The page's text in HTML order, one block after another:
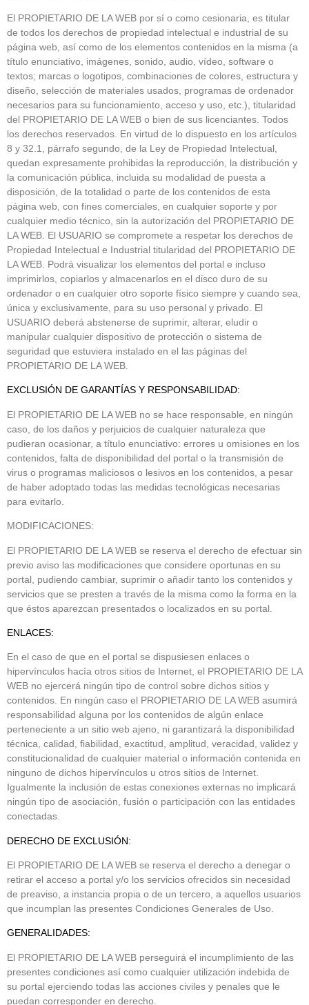
El PROPIETARIO DE LA WEB por sí o como cesionaria, es titular
de todos los derechos de propiedad intelectual e industrial de su
página web, así como de los elementos contenidos en la misma (a
título enunciativo, imágenes, sonido, audio, vídeo, software o
textos; marcas o logotipos, combinaciones de colores, estructura y
diseño, selección de materiales usados, programas de ordenador
necesarios para su funcionamiento, acceso y uso, etc.), titularidad
del PROPIETARIO DE LA WEB o bien de sus licenciantes. Todos
los derechos reservados. En virtud de lo dispuesto en los artículos
8 y 32.1, párrafo segundo, de la Ley de Propiedad Intelectual,
quedan expresamente prohibidas la reproducción, la distribución y
la comunicación pública, incluida su modalidad de puesta a
disposición, de la totalidad o parte de los contenidos de esta
página web, con fines comerciales, en cualquier soporte y por
cualquier medio técnico, sin la autorización del PROPIETARIO DE
LA WEB. El USUARIO se compromete a respetar los derechos de
Propiedad Intelectual e Industrial titularidad del PROPIETARIO DE
LA WEB. Podrá visualizar los elementos del portal e incluso
imprimirlos, copiarlos y almacenarlos en el disco duro de su
ordenador o en cualquier otro soporte físico siempre y cuando sea,
única y exclusivamente, para su uso personal y privado. El
USUARIO deberá abstenerse de suprimir, alterar, eludir o
manipular cualquier dispositivo de protección o sistema de
seguridad que estuviera instalado en el las páginas del
PROPIETARIO DE LA WEB.
EXCLUSIÓN DE GARANTÍAS Y RESPONSABILIDAD:
El PROPIETARIO DE LA WEB no se hace responsable, en ningún
caso, de los daños y perjuicios de cualquier naturaleza que
pudieran ocasionar, a título enunciativo: errores u omisiones en los
contenidos, falta de disponibilidad del portal o la transmisión de
virus o programas maliciosos o lesivos en los contenidos, a pesar
de haber adoptado todas las medidas tecnológicas necesarias
para evitarlo.
MODIFICACIONES:
El PROPIETARIO DE LA WEB se reserva el derecho de efectuar sin
previo aviso las modificaciones que considere oportunas en su
portal, pudiendo cambiar, suprimir o añadir tanto los contenidos y
servicios que se presten a través de la misma como la forma en la
que éstos aparezcan presentados o localizados en su portal.
ENLACES:
En el caso de que en el portal se dispusiesen enlaces o
hipervínculos hacía otros sitios de Internet, el PROPIETARIO DE LA
WEB no ejercerá ningún tipo de control sobre dichos sitios y
contenidos. En ningún caso el PROPIETARIO DE LA WEB asumirá
responsabilidad alguna por los contenidos de algún enlace
perteneciente a un sitio web ajeno, ni garantizará la disponibilidad
técnica, calidad, fiabilidad, exactitud, amplitud, veracidad, validez y
constitucionalidad de cualquier material o información contenida en
ninguno de dichos hipervínculos u otros sitios de Internet.
Igualmente la inclusión de estas conexiones externas no implicará
ningún tipo de asociación, fusión o participación con las entidades
conectadas.
DERECHO DE EXCLUSIÓN:
El PROPIETARIO DE LA WEB se reserva el derecho a denegar o
retirar el acceso a portal y/o los servicios ofrecidos sin necesidad
de preaviso, a instancia propia o de un tercero, a aquellos usuarios
que incumplan las presentes Condiciones Generales de Uso.
GENERALIDADES:
El PROPIETARIO DE LA WEB perseguirá el incumplimiento de las
presentes condiciones así como cualquier utilización indebida de
su portal ejerciendo todas las acciones civiles y penales que le
puedan corresponder en derecho.